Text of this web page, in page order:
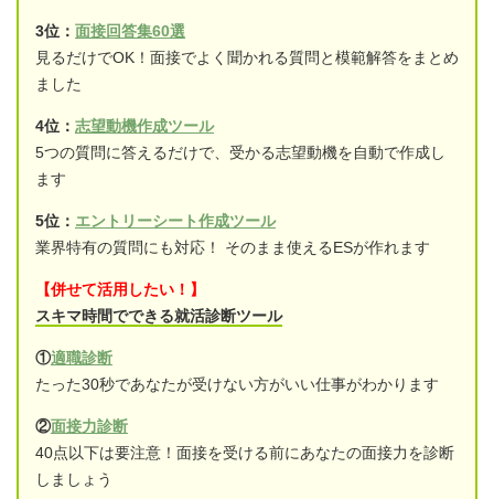
3位： 面接回答集60選
見るだけでOK！面接でよく聞かれる質問と模範解答をまとめ
ました
4位： 志望動機作成ツール
5つの質問に答えるだけで、受かる志望動機を自動で作成し
ます
5位： エントリーシート作成ツール
業界特有の質問にも対応！ そのまま使えるESが作れます
【併せて活用したい！】
スキマ時間でできる就活診断ツール
①適職診断
たった30秒であなたが受けない方がいい仕事がわかります
②面接力診断
40点以下は要注意！面接を受ける前にあなたの面接力を診断
しましょう